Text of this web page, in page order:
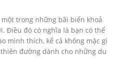
trong những bãi biển khoả
Điều đó có nghĩa là bạn có thể
mình thích, kể cả không mặc gì
đường dành cho những du